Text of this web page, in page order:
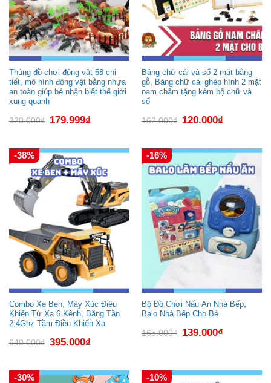
Thùng đồ chơi động vật 58 chi
tiết, mô hình động vật bằng nhựa
an toàn giúp bé nhận biết thế giới
xung quanh
320.000₫
Giá
gốc
179.999₫Giá
hiện
179.999₫.
Bảng chữ cái và số 2 mặt bằng
gỗ, Bảng chữ cái ghép hình 2 mặt
nam châm tặng kèm bộ chữ và
số
162.000₫
Giá
gốc
120.000₫Giá
hiện
120.000₫.
-38%
Combo Xe Ben, Máy Xúc Điều
Khiển Từ Xa 6 Kênh, Băng Tần
2,4Ghz Tầm Điều Khiển Xa
640.000₫ Giá
gốc
395.000₫Giá
hiện
395.000₫.
-16%
Bộ Đồ Chơi Nấu Ăn Nhà Bếp,
Balo Nhà Bếp Cho Bé
165.000₫
Giá
gốc
139.000₫Giá
hiện
-30% -10%